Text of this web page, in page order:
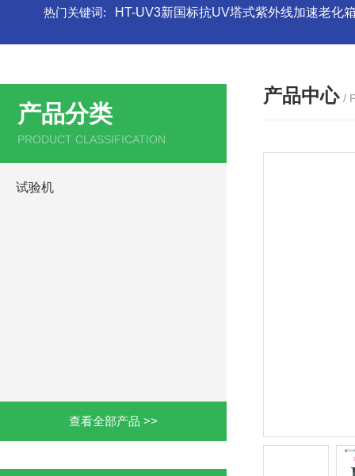
热门关键词: HT-UV3新国标抗UV塔式紫外线加速老化
产品分类
PRODUCT CLASSIFICATION
试验机
查看全部产品 >>
产品中心 /